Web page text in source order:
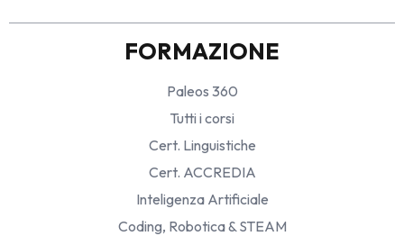
FORMAZIONE
Paleos 360
Tutti i corsi
Cert. Linguistiche
Cert. ACCREDIA
Inteligenza Artificiale
Coding, Robotica & STEAM